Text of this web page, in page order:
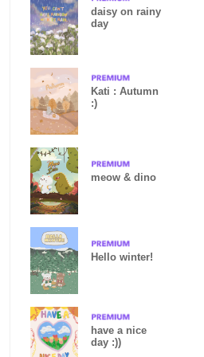
daisy on rainy
day
Kati : Autumn
:)
meow & dino
Hello winter!
have a nice
day :))